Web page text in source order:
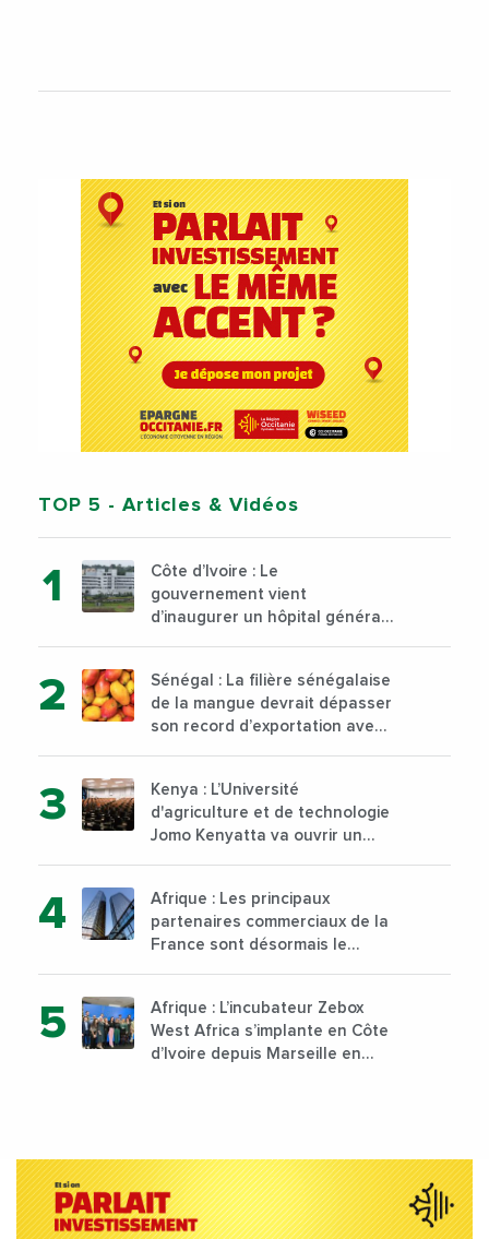
TOP 5 - Articles & Vidéos
Côte d’Ivoire : Le
gouvernement vient
d’inaugurer un hôpital général
Sénégal : La filière sénégalaise
de la mangue devrait dépasser
son record d’exportation avec
Kenya : L’Université
d'agriculture et de technologie
Jomo Kenyatta va ouvrir un
sur son campus de Karen à
Nairobi dès janvier 2023
Afrique : Les principaux
partenaires commerciaux de la
France sont désormais le
Afrique : L’incubateur Zebox
West Africa s’implante en Côte
d’Ivoire depuis Marseille en